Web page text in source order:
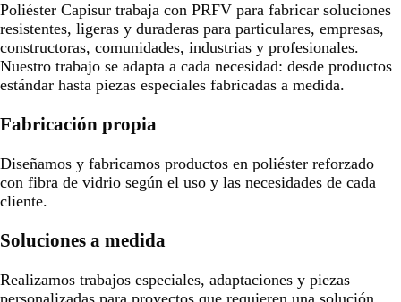
Poliéster Capisur trabaja con PRFV para fabricar soluciones
resistentes, ligeras y duraderas para particulares, empresas,
constructoras, comunidades, industrias y profesionales.
Nuestro trabajo se adapta a cada necesidad: desde productos
estándar hasta piezas especiales fabricadas a medida.
Fabricación propia
Diseñamos y fabricamos productos en poliéster reforzado
con fibra de vidrio según el uso y las necesidades de cada
cliente.
Soluciones a medida
Realizamos trabajos especiales, adaptaciones y piezas